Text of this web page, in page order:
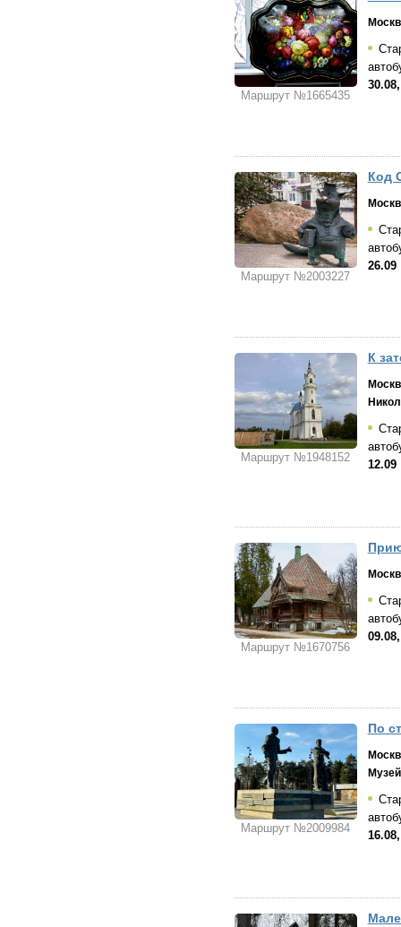
Маршрут №1665435
Маршрут №2003227
Код
26.09
Маршрут №1948152
К
12.09
Маршрут №1670756
Маршрут №2009984
По